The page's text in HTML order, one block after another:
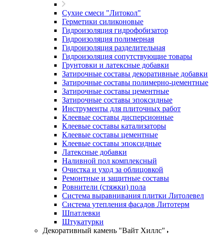
Сухие смеси "Литокол"
Герметики силиконовые
Гидроизоляция гидрофобизатор
Гидроизоляция полимерная
Гидроизоляция разделительная
Гидроизоляция сопутствующие товары
Грунтовки и латексные добавки
Затирочные составы декоративные добавки
Затирочные составы полимерно-цементные
Затирочные составы цементные
Затирочные составы эпоксидные
Инструменты для плиточных работ
Клеевые составы дисперсионные
Клеевые составы катализаторы
Клеевые составы цементные
Клеевые составы эпоксидные
Латексные добавки
Наливной пол комплексный
Очистка и уход за облицовкой
Ремонтные и защитные составы
Ровнители (стяжки) пола
Система выравнивания плитки Литолевел
Система утепления фасадов Литотерм
Шпатлевки
Штукатурки
Декоративный камень "Вайт Хиллс"